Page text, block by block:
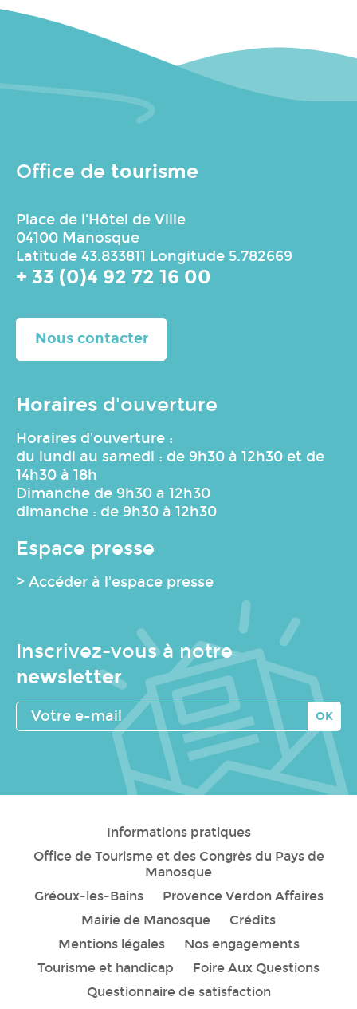
Office de tourisme
Place de l'Hôtel de Ville
04100 Manosque
Latitude 43.833811 Longitude 5.782669
+ 33 (0)4 92 72 16 00
Nous contacter
Horaires d'ouverture
Horaires d'ouverture :
du lundi au samedi : de 9h30 à 12h30 et de
14h30 à 18h
Dimanche de 9h30 a 12h30
dimanche : de 9h30 à 12h30
Espace presse
> Accéder à l'espace presse
Inscrivez-vous à notre
newsletter
Votre
e-
Informations pratiques
Office de Tourisme et des Congrès du Pays de
Manosque
Gréoux-les-Bains
Provence Verdon Affaires
Mairie de Manosque
Crédits
Mentions légales
Nos engagements
Tourisme et handicap
Foire Aux Questions
Questionnaire de satisfaction